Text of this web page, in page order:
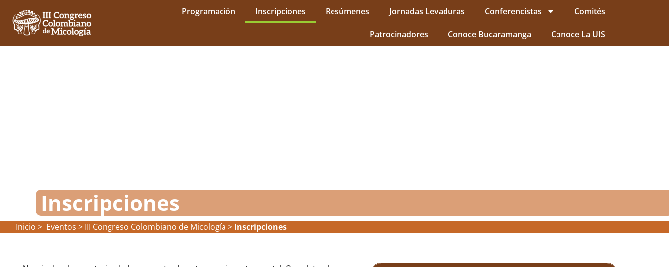
Programación Inscripciones Resúmenes Jornadas Levaduras Conferencistas Comités
Patrocinadores Conoce Bucaramanga Conoce La UIS
Inscripciones
Inicio > Eventos > III Congreso Colombiano de Micología > Inscripciones